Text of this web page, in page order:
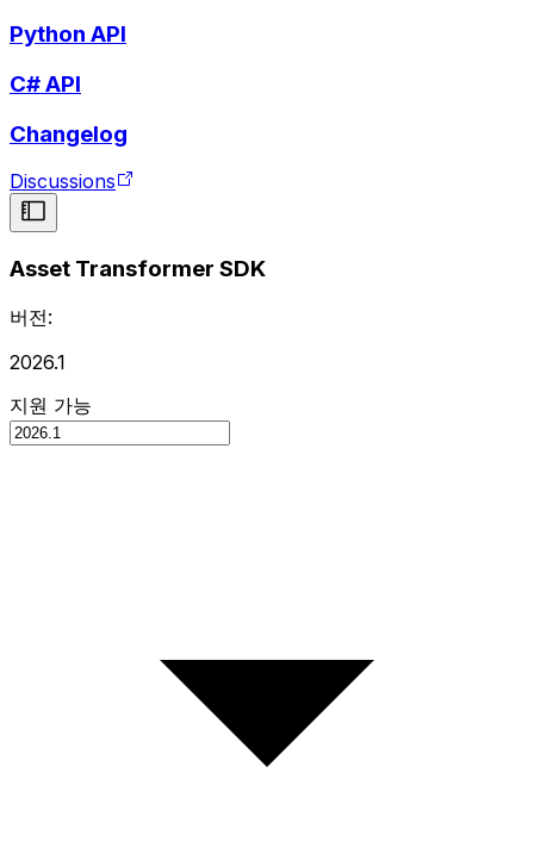
Python API
C# API
Changelog
Discussions
Asset Transformer SDK
버전:
2026.1
지원 가능